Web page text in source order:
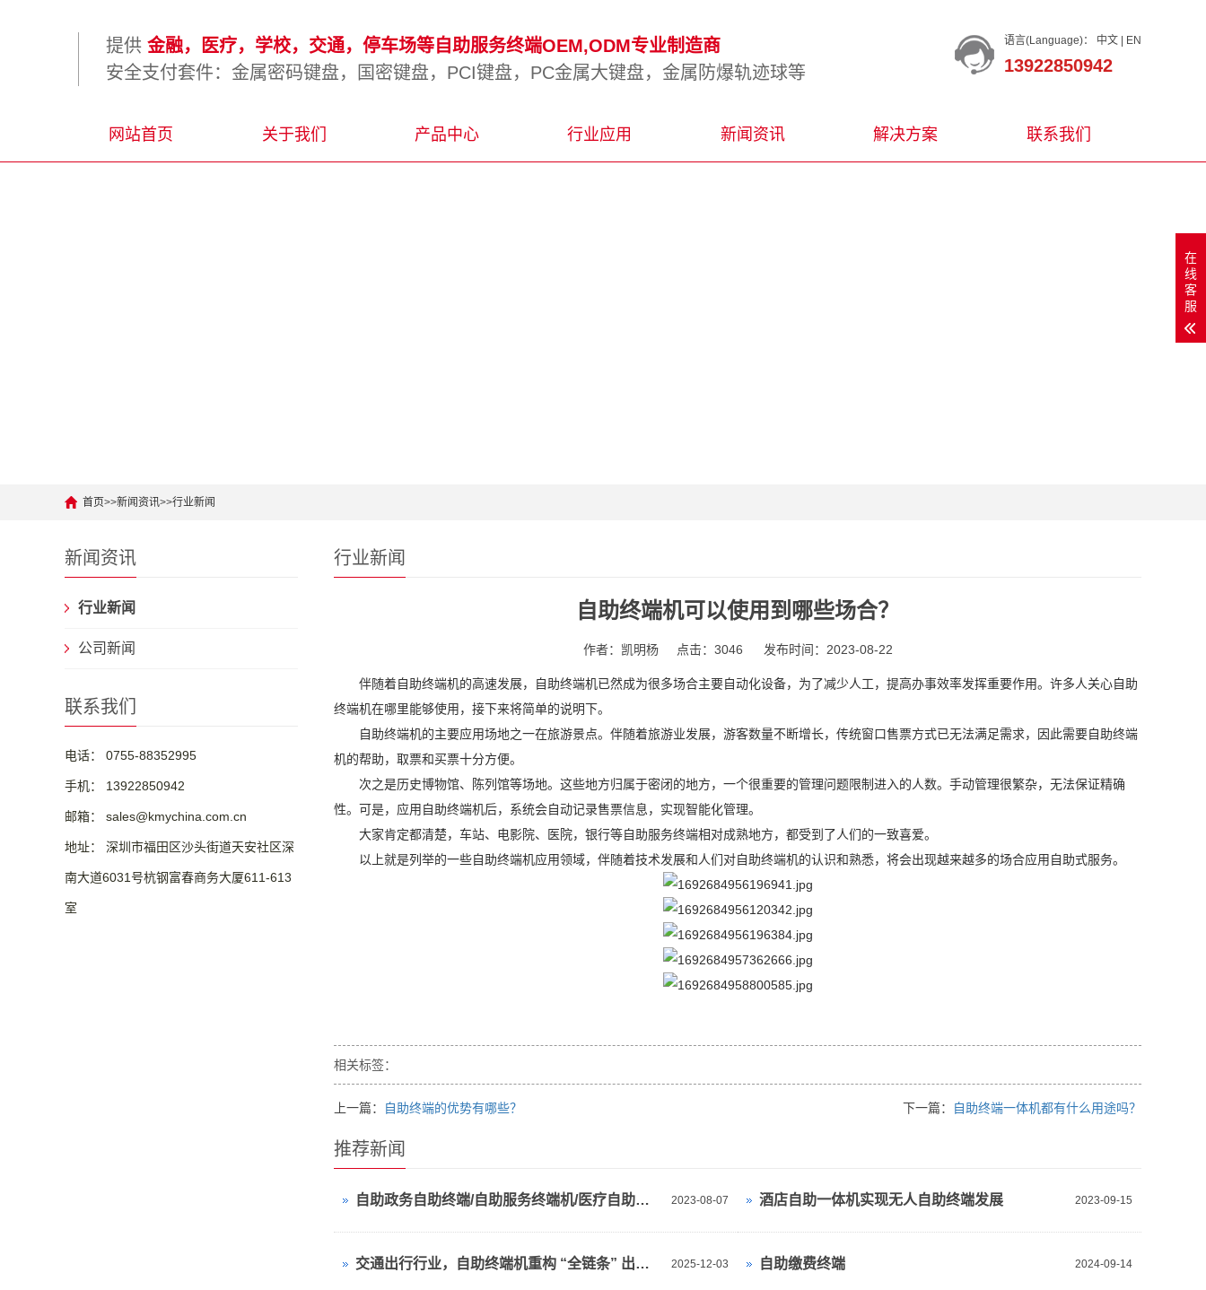
语言(Language)： 中文 EN
13922850942
提供 金融，医疗，学校，交通，停车场等自助服务终端OEM,ODM专业制造商
安全支付套件：金属密码键盘，国密键盘，PCI键盘，PC金属大键盘，金属防爆轨迹球等
网站首页 关于我们 产品中心 行业应用 新闻资讯 解决方案 联系我们
首页>>新闻资讯>>行业新闻
新闻资讯
行业新闻
公司新闻
联系我们
电话： 0755-88352995
手机： 13922850942
邮箱： sales@kmychina.com.cn
地址： 深圳市福田区沙头街道天安社区深
南大道6031号杭钢富春商务大厦611-613
室
行业新闻
自助终端机可以使用到哪些场合？
作者：凯明杨 点击：3046 发布时间：2023-08-22
伴随着自助终端机的高速发展，自助终端机已然成为很多场合主要自动化设备，为了减少人工，提高办事效率发挥重要作用。许多人关心自助
终端机在哪里能够使用，接下来将简单的说明下。
自助终端机的主要应用场地之一在旅游景点。伴随着旅游业发展，游客数量不断增长，传统窗口售票方式已无法满足需求，因此需要自助终端
机的帮助，取票和买票十分方便。
次之是历史博物馆、陈列馆等场地。这些地方归属于密闭的地方，一个很重要的管理问题限制进入的人数。手动管理很繁杂，无法保证精确
性。可是，应用自助终端机后，系统会自动记录售票信息，实现智能化管理。
大家肯定都清楚，车站、电影院、医院，银行等自助服务终端相对成熟地方，都受到了人们的一致喜爱。
以上就是列举的一些自助终端机应用领域，伴随着技术发展和人们对自助终端机的认识和熟悉，将会出现越来越多的场合应用自助式服务。
相关标签：
上一篇： 自助终端的优势有哪些？ 下一篇： 自助终端一体机都有什么用途吗？
推荐新闻
2023-08-07
自助政务自助终端/自助服务终端机/医疗自助取单机是什么 2023-09-15
酒店自助一体机实现无人自助终端发展
2025-12-03
交通出行行业，自助终端机重构 “全链条” 出行服务 2024-09-14
自助缴费终端
在
线
客
服